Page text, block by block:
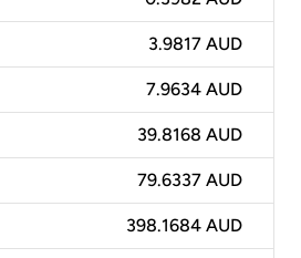
3.9817 AUD
7.9634 AUD
39.8168 AUD
79.6337 AUD
398.1684 AUD